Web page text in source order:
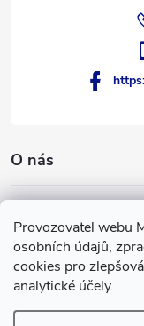
Provozovatel webu
osobních údajů,
cookies pro
analytické účely.
O nás
Facebook